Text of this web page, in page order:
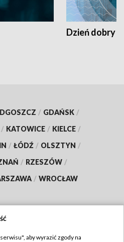
Dzień dobry
/ GDAŃSK /
/ KATOWICE / KIELCE /
/ ŁÓDŹ / OLSZTYN /
/ RZESZÓW /
/ WROCŁAW
aby wyrazić zgody na